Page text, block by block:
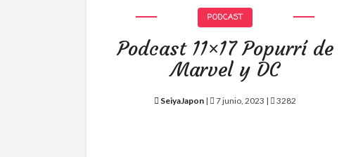
PODCAST
Podcast 11×17 Popurrí de
Marvel y DC
SeiyaJapon | 7 junio, 2023 | 3282